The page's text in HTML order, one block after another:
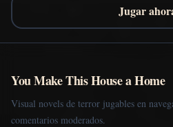
Jugar
You Make This House a Home
Visual novels de terror jugables en
comentarios moderados.